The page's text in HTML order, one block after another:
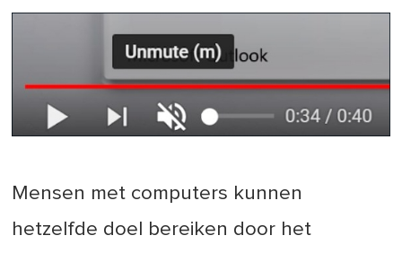
Mensen met computers kunnen
hetzelfde doel bereiken door het